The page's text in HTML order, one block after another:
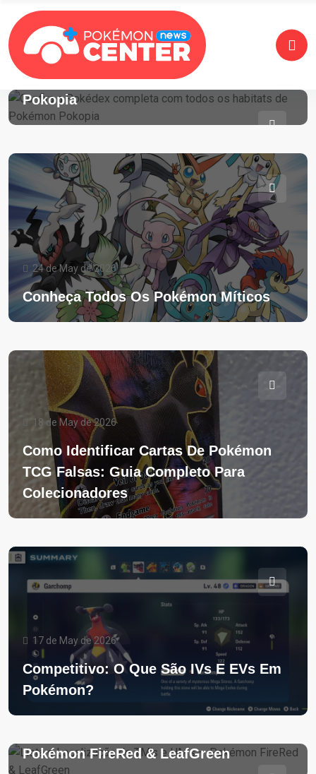
25 de May de 2026
Confira A Pokédex Completa Com
Todos Os Habitats De Pokémon
Pokopia
24 de May de 2026
Conheça Todos Os Pokémon Míticos
18 de May de 2026
Como Identificar Cartas De Pokémon
TCG Falsas: Guia Completo Para
Colecionadores
17 de May de 2026
Competitivo: O Que São IVs E EVs Em
Pokémon?
Pokémon FireRed & LeafGreen
28 de October de 2025